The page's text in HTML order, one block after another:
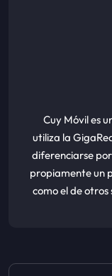
Cuy Móvil es
utiliza la
diferenciarse
propiamente un
como el de